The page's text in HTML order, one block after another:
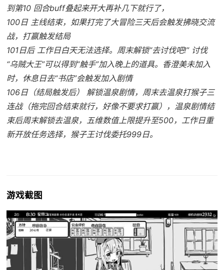
到第10 回合buff叠起来开大再补几下就行了，
100日 主线结束，如果打完了大冒险三天后会触发拂晓交流
战，打赢触发结局
101日后 工作日白天无法选择。周末解锁“去讨伐吧!” 讨伐
“乌贼大王”可以得到“触手”加入晚上的道具。香澄美未加入
时，休息日去“书店”会触发加入剧情
106日（结局触发后） 解锁温泉剧情，周末去温泉打猴子三
连战（拖完回合结束就行，好像不要求打赢），温泉剧情结
束后周末解锁去温泉，五维数值上限提升至500，工作日重
新开放任务选择，猴子王讨伐委托999日。
游戏截图